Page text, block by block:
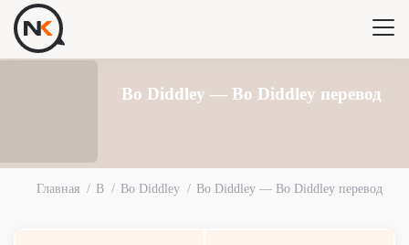
Bo Diddley — Bo Diddley перевод
Главная B Bo Diddley Bo Diddley — Bo Diddley перевод